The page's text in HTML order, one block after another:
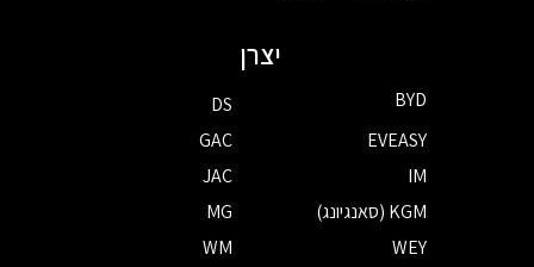
יצרן
BYD
DS
EVEASY
GAC
IM
JAC
KGM (סאנגיונג)
MG
WEY
WM